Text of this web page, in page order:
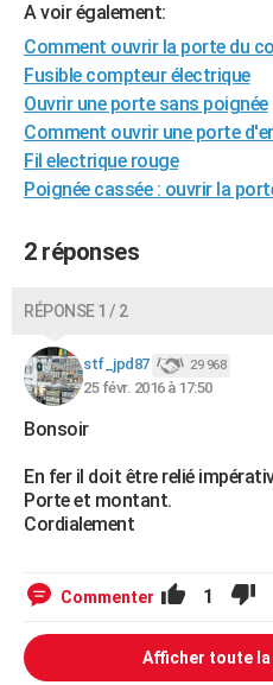
Destinations
City break
Voyage nature
Voyage de noces
Forum
Climat
+
GUIDES D'ACHAT
BONS PLANS
CARTE DE VOEUX
Dictionnaire
Biographies
Citations
Expressions
Proverbes
PROGRAMME TV
COPAINS D'AVANT
S'inscrire
Se connecter
Lycées
Collèges
Primaires
Universités
Entreprises
Service militaire
Avis de recherche
AVIS DE DÉCÈS
FORUM
A voir également:
Comment ouvrir la porte du
Fusible compteur électrique
Ouvrir une porte sans poignée
Comment ouvrir une porte
Fil electrique rouge
Poignée cassée : ouvrir la
2 réponses
RÉPONSE 1 / 2
stf_jpd87 29 968
25 févr. 2016 à 17:50
Bonsoir
En fer il doit être relié
Porte et montant.
Cordialement
Commenter 1
Afficher toute